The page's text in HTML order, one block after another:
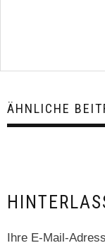
ÄHNLICHE
Ihre E-Mail-